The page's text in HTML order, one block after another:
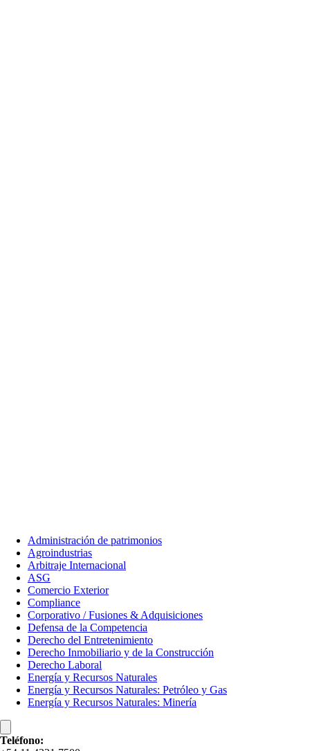
Administración de patrimonios​
Agroindustrias
Arbitraje Internacional​
ASG
Comercio Exterior
Compliance
Corporativo / Fusiones & Adquisiciones
Defensa de la Competencia
Derecho del Entretenimiento
Derecho Inmobiliario y de la Construcción
Derecho Laboral
Energía y Recursos Naturales
Energía y Recursos Naturales: Petróleo y Gas​
Energía y Recursos Naturales: Minería
Teléfono: